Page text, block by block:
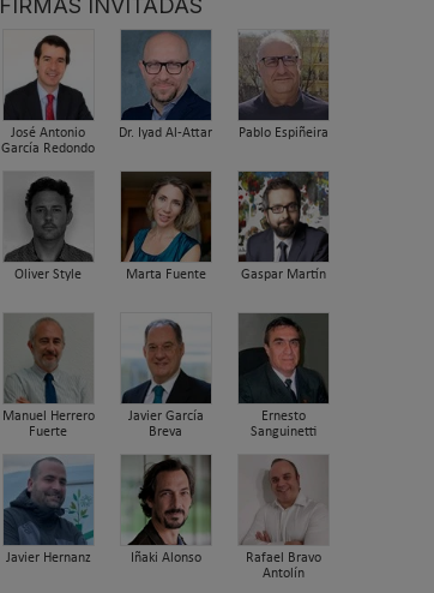
FIRMAS INVITADAS
José Antonio
García Redondo
Dr. Iyad Al-Attar Pablo Espiñeira
Oliver Style Marta Fuente Gaspar Martín
Manuel Herrero
Fuerte
Javier García
Breva
Ernesto
Sanguinetti
Javier Hernanz Iñaki Alonso
Rafael Bravo
Antolín